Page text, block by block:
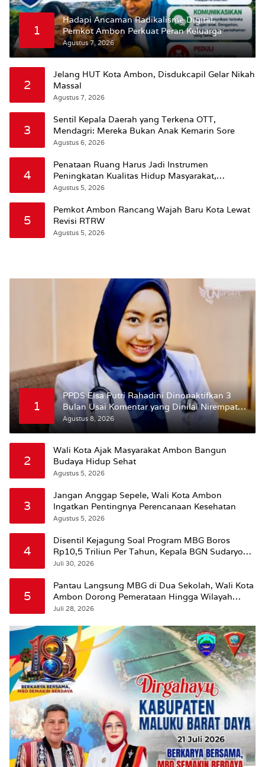
1
Hadapi Ancaman Radikalisme Digital,
Pemkot Ambon Perkuat Peran Keluarga
Agustus 7, 2026
2
Jelang HUT Kota Ambon, Disdukcapil Gelar Nikah
Massal
Agustus 7, 2026
3
Sentil Kepala Daerah yang Terkena OTT,
Mendagri: Mereka Bukan Anak Kemarin Sore
Agustus 6, 2026
4
Penataan Ruang Harus Jadi Instrumen
Peningkatan Kualitas Hidup Masyarakat,
Wattimena: Revisi RT-RW Ditetapkan Pemkot
Agustus 5, 2026
5
Pemkot Ambon Rancang Wajah Baru Kota Lewat
Revisi RTRW
Agustus 5, 2026
1
PPDS Elsa Putri Rahadini Dinonaktifkan 3
Bulan Usai Komentar yang Dinilai Nirempati
ke Pasien BPJS
Agustus 8, 2026
2
Wali Kota Ajak Masyarakat Ambon Bangun
Budaya Hidup Sehat
Agustus 5, 2026
3
Jangan Anggap Sepele, Wali Kota Ambon
Ingatkan Pentingnya Perencanaan Kesehatan
Agustus 5, 2026
4
Disentil Kejagung Soal Program MBG Boros
Rp10,5 Triliun Per Tahun, Kepala BGN Sudaryono
Beri Penjelasan
Juli 30, 2026
5
Pantau Langsung MBG di Dua Sekolah, Wali Kota
Ambon Dorong Pemerataan Hingga Wilayah
Leitimur Selatan
Juli 28, 2026